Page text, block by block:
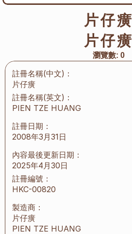
片仔癀
片仔癀
瀏覽數: 0
註冊名稱(中文)：
片仔癀
註冊名稱(英文)：
PIEN TZE HUANG
註冊日期：
2008年3月31日
內容最後更新日期：
2025年4月30日
註冊編號：
HKC-00820
製造商：
片仔癀
PIEN TZE HUANG